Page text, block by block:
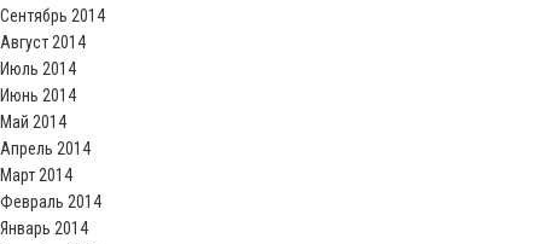
Сентябрь 2014
Август 2014
Июль 2014
Июнь 2014
Май 2014
Апрель 2014
Март 2014
Февраль 2014
Январь 2014